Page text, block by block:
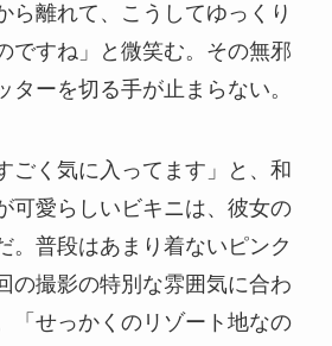
ら離れて、こうしてゆっくり
ですね」と微笑む。その無邪
ターを切る手が止まらない。
ごく気に入ってます」と、和
可愛らしいビキニは、彼女の
。普段はあまり着ないピンク
の撮影の特別な雰囲気に合わ
「せっかくのリゾート地なの